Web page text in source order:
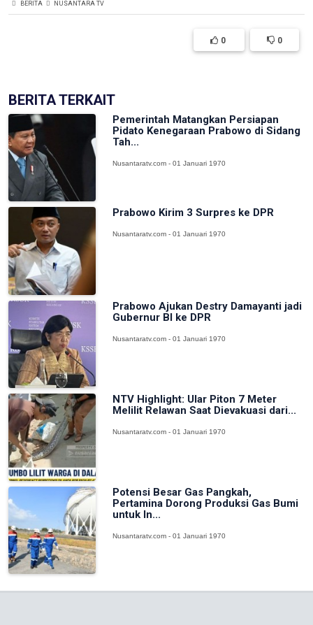
BERITA NUSANTARA TV
0 0
BERITA TERKAIT
Pemerintah Matangkan Persiapan
Pidato Kenegaraan Prabowo di Sidang
Tah...
Nusantaratv.com - 01 Januari 1970
Prabowo Kirim 3 Surpres ke DPR
Nusantaratv.com - 01 Januari 1970
Prabowo Ajukan Destry Damayanti jadi
Gubernur BI ke DPR
Nusantaratv.com - 01 Januari 1970
NTV Highlight: Ular Piton 7 Meter
Melilit Relawan Saat Dievakuasi dari...
Nusantaratv.com - 01 Januari 1970
Potensi Besar Gas Pangkah,
Pertamina Dorong Produksi Gas Bumi
untuk In...
Nusantaratv.com - 01 Januari 1970